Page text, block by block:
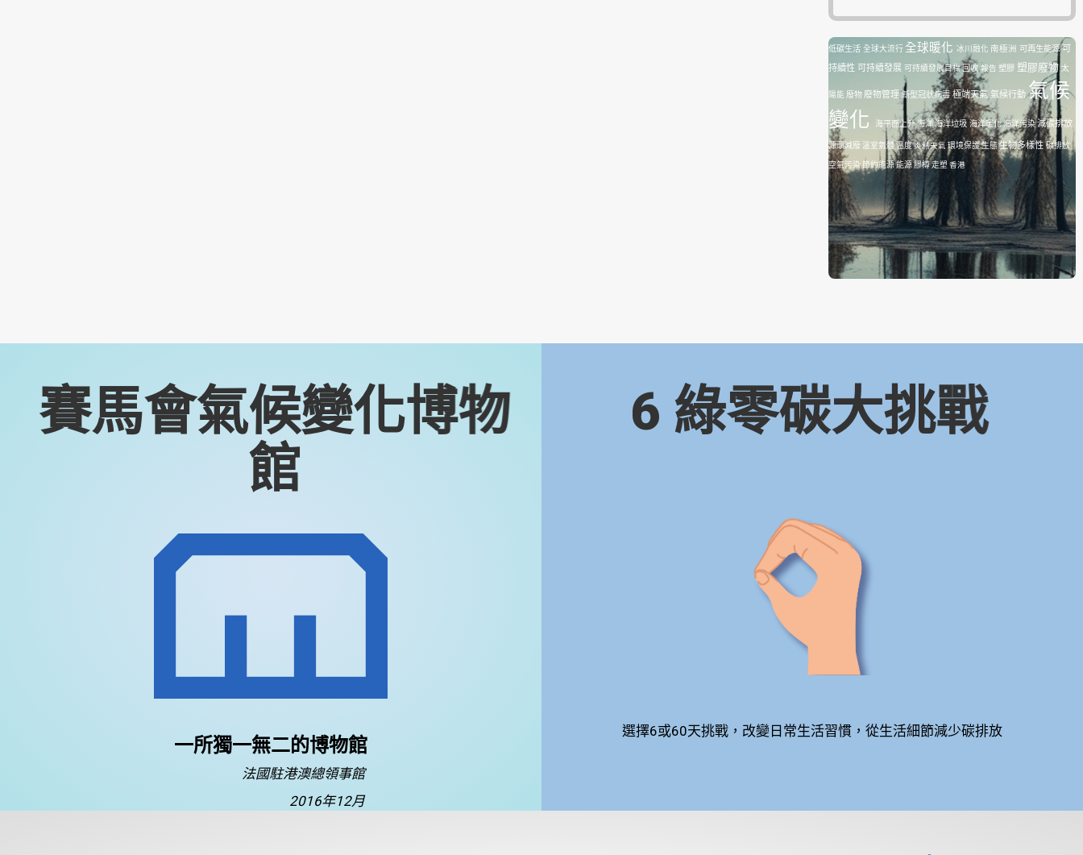
低碳生活 全球大流行 全球暖化 冰川融化 南極洲 可再生能源可
持續性 可持續發展 可持續發展目標回收報告 塑膠 塑膠廢物太
陽能廢物廢物管理新型冠狀病毒極端天氣 氣候行動氣候
變化
海平面上升海洋海洋垃圾 海洋暖化海洋污染減碳排放
源頭減廢溫室氣體溫度炎熱天氣 環境保護生態生物多樣性碳排放
空氣污染節約能源能源膠樽走塑 香港
賽馬會氣候變化博物
館
一所獨一無二的博物館
法國駐港澳總領事館
2016年12月
6 綠零碳大挑戰
選擇6或60天挑戰，改變日常生活習慣，從生活細節減少碳排放